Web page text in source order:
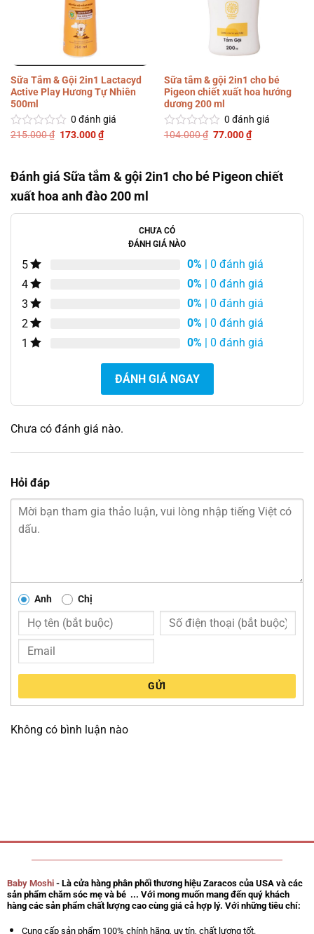
Sữa Tắm & Gội 2in1 Lactacyd
Active Play Hương Tự Nhiên
500ml
Được
0
5
sao
0 đánh giá
215.000₫ Giá
173.000₫Giá
hiện
173.000 ₫.
Sữa tắm & gội 2in1 cho bé
Pigeon chiết xuất hoa hướng
dương 200 ml
Được
0
5
0 đánh giá
104.000₫ Giá
77.000₫Giá
hiện
77.000 ₫.
Đánh giá Sữa tắm & gội 2in1 cho bé Pigeon chiết
xuất hoa anh đào 200 ml
CHƯA CÓ
ĐÁNH GIÁ NÀO
5 0% | 0 đánh giá
4
0% | 0 đánh giá
3
0% | 0 đánh giá
2
0% | 0 đánh giá
1
0% | 0 đánh giá
ĐÁNH GIÁ NGAY
Chưa có đánh giá nào.
Hỏi đáp
Anh Chị
GỬI
Không có bình luận nào
Baby Moshi- Là cửa hàng phân phối thương hiệu Zaracos của USA và các
sản phẩm chăm sóc mẹ và bé ... Với mong muốn mang đến quý khách
hàng các sản phẩm chất lượng cao cùng giá cả hợp lý. Với những tiêu chí:
Cung cấp sản phẩm 100% chính hãng, uy tín, chất lượng tốt.